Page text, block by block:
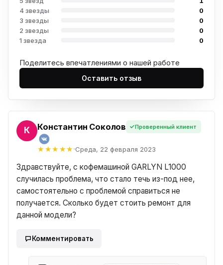
4 звезды
0
3 звезды
0
2 звезды
0
1 звезда
0
Поделитесь впечатлениями о нашей работе
Оставить отзыв
Константин Соколов Проверенный клиент
Среда, 22 февраля 2023
Здравствуйте, с кофемашиной GARLYN L1000
случилась проблема, что стало течь из-под нее,
самостоятельно с проблемой справиться не
получается. Сколько будет стоить ремонт для
данной модели?
Комментировать